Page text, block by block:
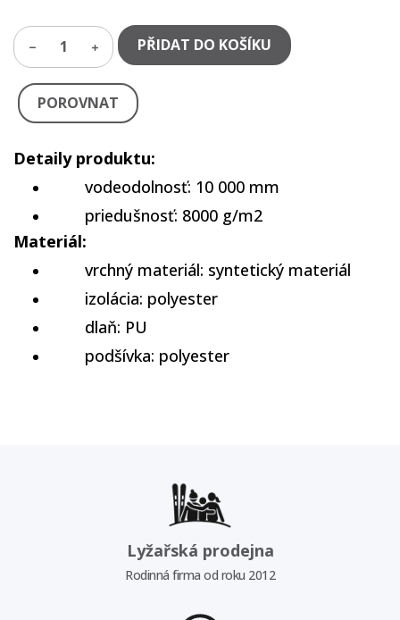
1 PŘIDAT DO KOŠÍKU
POROVNAT
Detaily produktu:
vodeodolnosť: 10 000 mm
priedušnosť: 8000 g/m2
Materiál:
vrchný materiál: syntetický materiál
izolácia: polyester
dlaň: PU
podšívka: polyester
Lyžařská prodejna
Rodinná firma od roku 2012